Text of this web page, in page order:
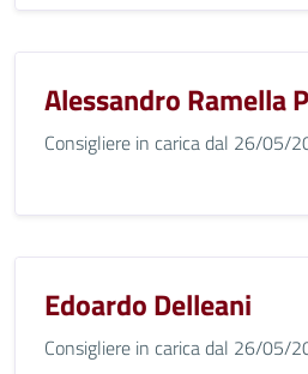
Alessandro Ramella
Consigliere in carica dal 26/
Edoardo Delleani
Consigliere in carica dal 26/